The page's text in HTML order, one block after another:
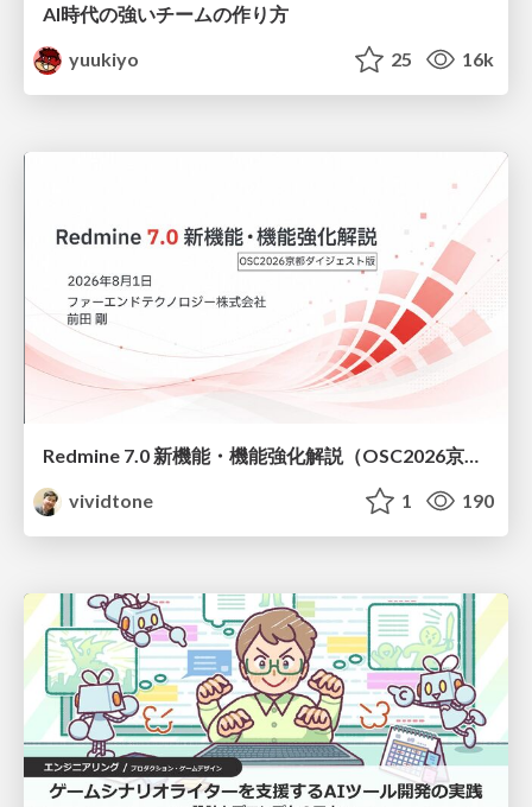
AI時代の強いチームの作り方
yuukiyo
25 16k
Redmine 7.0 新機能・機能強化解説（OSC2026京都ダイジェスト版）
vividtone
1 190